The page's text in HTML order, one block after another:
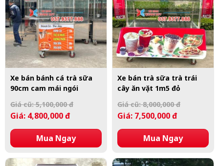
Xe bán bánh cá trà sữa
90cm cam mái ngói
Giá cũ: 5,100,000 đ
Giá: 4,800,000 đ
Mua Ngay
Xe bán trà sữa trà trái
cây ăn vặt 1m5 đỏ
Giá cũ: 8,000,000 đ
Giá: 7,500,000 đ
Mua Ngay